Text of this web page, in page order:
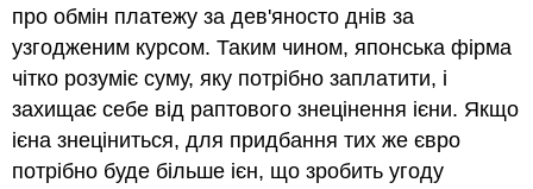
про обмін платежу за дев'яносто днів за
узгодженим курсом. Таким чином, японська фірма
чітко розуміє суму, яку потрібно заплатити, і
захищає себе від раптового знецінення ієни. Якщо
ієна знеціниться, для придбання тих же євро
потрібно буде більше ієн, що зробить угоду